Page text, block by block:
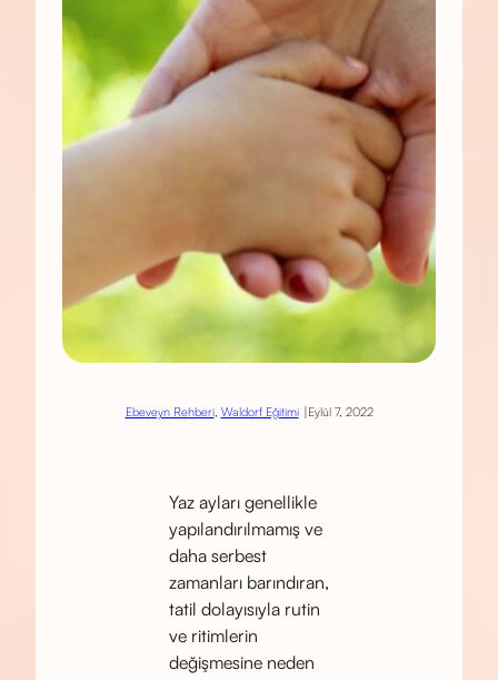
Ebeveyn Rehberi, Waldorf Eğitimi|Eylül 7, 2022
Yaz ayları genellikle
yapılandırılmamış ve
daha serbest
zamanları barındıran,
tatil dolayısıyla rutin
ve ritimlerin
değişmesine neden